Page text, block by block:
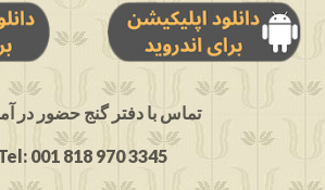
: تماس با دفتر گنج حضور در
001 818 970 3345